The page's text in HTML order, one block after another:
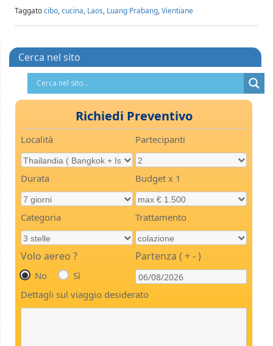
Taggatocibo,cucina, Laos, Luang Prabang,Vientiane
Cerca nel sito
Richiedi Preventivo
Località Partecipanti
Durata Budget x 1
Categoria Trattamento
Volo aereo ?
No Sì
Partenza ( + - )
Dettagli sul viaggio desiderato